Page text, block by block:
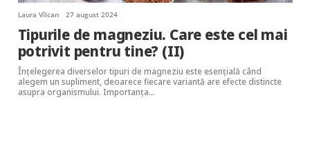
Laura Vîlcan 27 august 2024
Tipurile de magneziu. Care este cel mai
potrivit pentru tine? (II)
Înțelegerea diverselor tipuri de magneziu este esențială când
alegem un supliment, deoarece fiecare variantă are efecte distincte
asupra organismului. Importanța…